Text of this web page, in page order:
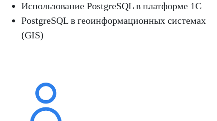
Использование PostgreSQL в платформе 1С
PostgreSQL в геоинформационных системах
(GIS)